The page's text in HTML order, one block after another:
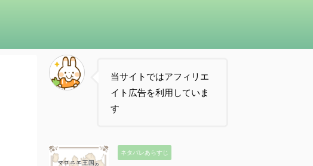
当サイトではアフィリエ
イト広告を利用していま
す
ネタバレあらすじ